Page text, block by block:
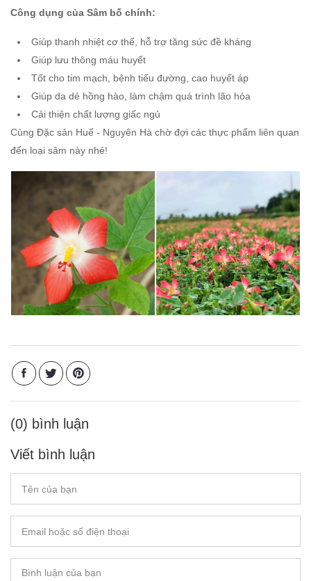
Công dụng của Sâm bố chính:
Giúp thanh nhiệt cơ thể, hỗ trợ tăng sức đề kháng
Giúp lưu thông máu huyết
Tốt cho tim mạch, bệnh tiểu đường, cao huyết áp
Giúp da dẻ hồng hào, làm chậm quá trình lão hóa
Cải thiện chất lượng giấc ngủ
Cùng Đặc sản Huế - Nguyên Hà chờ đợi các thực phẩm liên quan
đến loại sâm này nhé!
(0) bình luận
Viết bình luận